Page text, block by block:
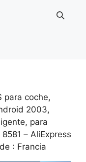
para coche,
2003,
para
– AliExpress
: Francia